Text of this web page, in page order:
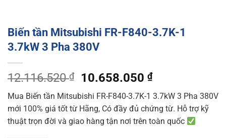
Biến tần Mitsubishi FR-F840-3.7K-1
3.7kW 3 Pha 380V
12.116.520₫
Original
price
was:
12.116.520 ₫.
10.658.050₫Current
price
is:
10.658.050
Mua Biến tần Mitsubishi FR-F840-3.7K-1 3.7kW 3 Pha 380V
mới 100% giá tốt từ Hãng, Có đầy đủ chứng từ. Hỗ trợ kỹ
thuật trọn đời và giao hàng tận nơi trên toàn quốc